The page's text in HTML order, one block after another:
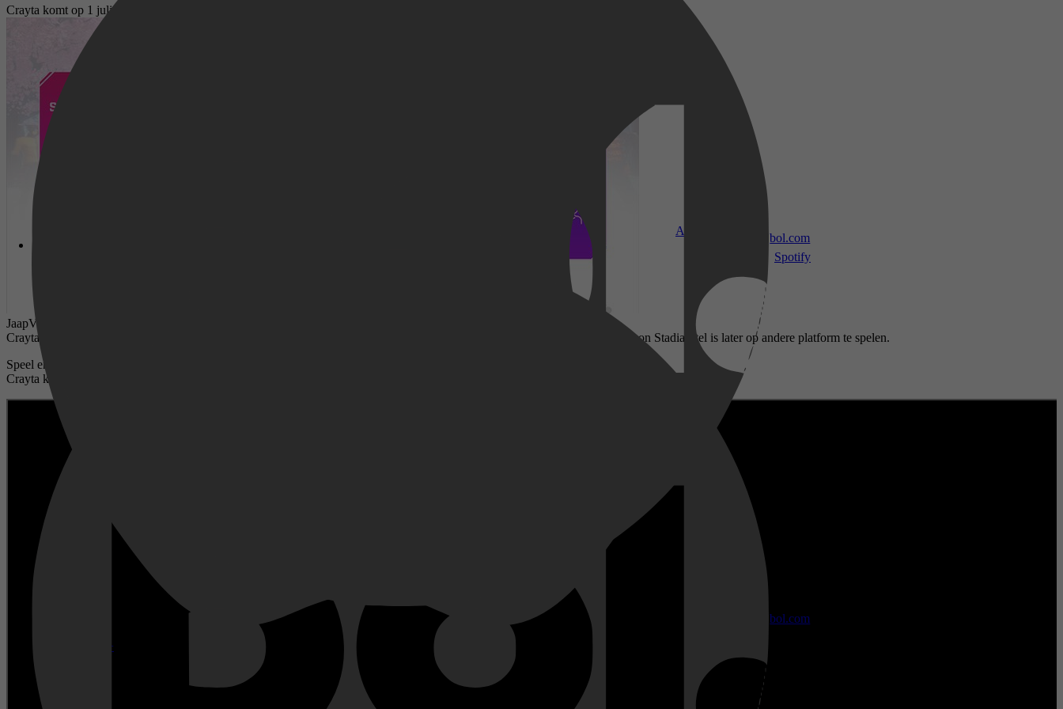
Apple TV
Disney+
bol.com
bol.com
Spotify
Crayta komt op 1 juli uit op Google Stadia
JaapVreeke,
Crayta komt op 1 juli uit op Google Stadia en bovendien gratis voor iedereen met een Google Stadia Pro-abonnement, de First on Stadia-titel is later op andere platform te spelen.
Speel en deel je creatie
Crayta komt als een 'First on Stadia' uit op 1 juli 2020 op Google zijn streamingdienst voor videogames, via Stadiasource.